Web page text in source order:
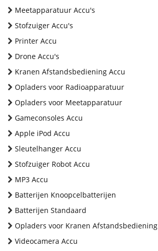
Meetapparatuur Accu's
Stofzuiger Accu's
Printer Accu
Drone Accu's
Kranen Afstandsbediening Accu
Opladers voor Radioapparatuur
Opladers voor Meetapparatuur
Gameconsoles Accu
Apple iPod Accu
Sleutelhanger Accu
Stofzuiger Robot Accu
MP3 Accu
Batterijen Knoopcelbatterijen
Batterijen Standaard
Opladers voor Kranen Afstandsbediening
Videocamera Accu